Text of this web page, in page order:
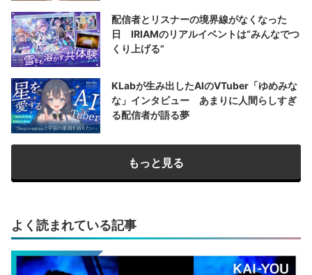
配信者とリスナーの境界線がなくなった
日 IRIAMのリアルイベントは“みんなでつ
くり上げる”
KLabが生み出したAIのVTuber「ゆめみな
な」インタビュー あまりに人間らしすぎ
る配信者が語る夢
もっと見る
よく読まれている記事